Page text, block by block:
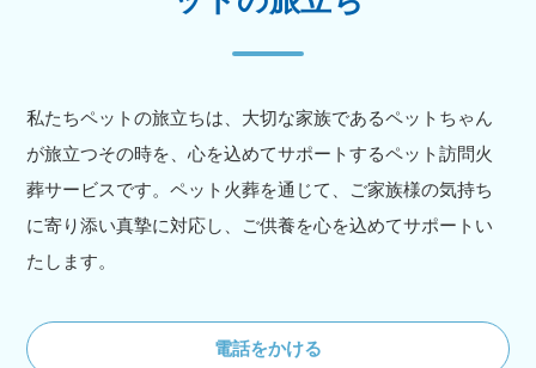
私たちペットの旅立ちは、大切な家族であるペットちゃん
が旅立つその時を、心を込めてサポートするペット訪問火
葬サービスです。ペット火葬を通じて、ご家族様の気持ち
に寄り添い真摯に対応し、ご供養を心を込めてサポートい
たします。
電話をかける